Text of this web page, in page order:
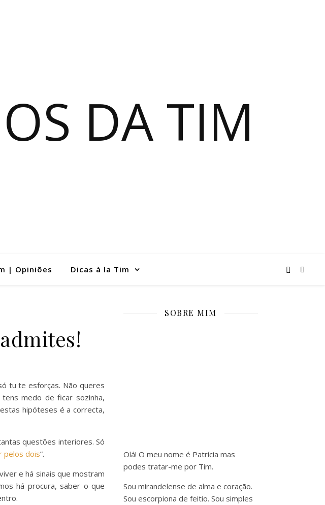
DA TIM
| Opiniões Dicas à la Tim
tu te esforças. Não queres
medo de ficar sozinha,
hipóteses é a correcta,
questões interiores. Só
pelos dois”.
e há sinais que mostram
há procura, saber o que
SOBRE MIM
Olá! O meu nome é Patrícia mas
podes tratar-me por Tim.
Sou mirandelense de alma e coração.
Sou escorpiona de feitio. Sou simples